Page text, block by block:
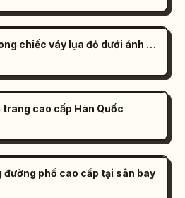
Chân dung phụ nữ trong chiếc váy lụa đỏ dưới ánh nắng
cao cấp Hàn Quốc
phố cao cấp tại sân bay